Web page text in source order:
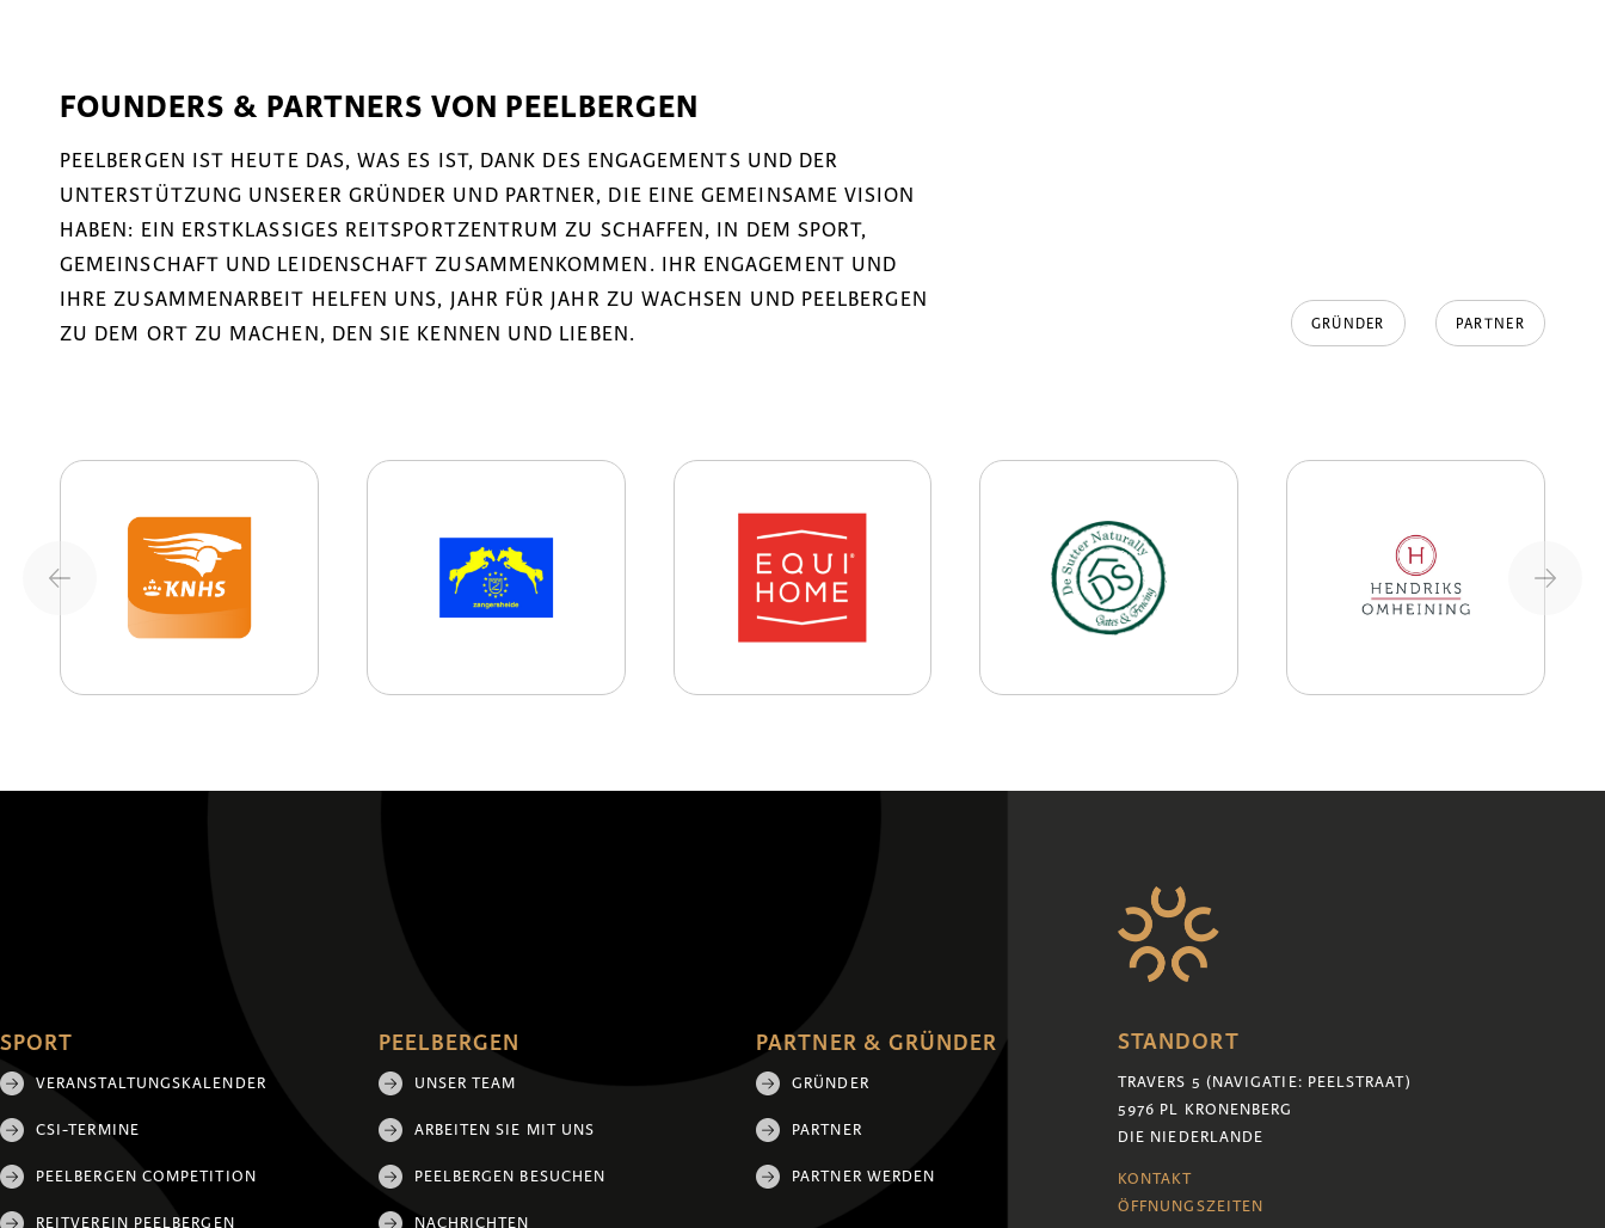
FOUNDERS & PARTNERS VON PEELBERGEN
PEELBERGEN IST HEUTE DAS, WAS ES IST, DANK DES ENGAGEMENTS UND DER
UNTERSTÜTZUNG UNSERER GRÜNDER UND PARTNER, DIE EINE GEMEINSAME VISION
HABEN: EIN ERSTKLASSIGES REITSPORTZENTRUM ZU SCHAFFEN, IN DEM SPORT,
GEMEINSCHAFT UND LEIDENSCHAFT ZUSAMMENKOMMEN. IHR ENGAGEMENT UND
IHRE ZUSAMMENARBEIT HELFEN UNS, JAHR FÜR JAHR ZU WACHSEN UND PEELBERGEN
ZU DEM ORT ZU MACHEN, DEN SIE KENNEN UND LIEBEN.
GRÜNDER PARTNER
SPORT
VERANSTALTUNGSKALENDER
CSI-TERMINE
PEELBERGEN COMPETITION
REITVEREIN PEELBERGEN
PEELBERGEN
UNSER TEAM
ARBEITEN SIE MIT UNS
PEELBERGEN BESUCHEN
NACHRICHTEN
PARTNER & GRÜNDER
GRÜNDER
PARTNER
PARTNER WERDEN
STANDORT
TRAVERS 5 (NAVIGATIE: PEELSTRAAT)
5976 PL KRONENBERG
DIE NIEDERLANDE
KONTAKT
ÖFFNUNGSZEITEN